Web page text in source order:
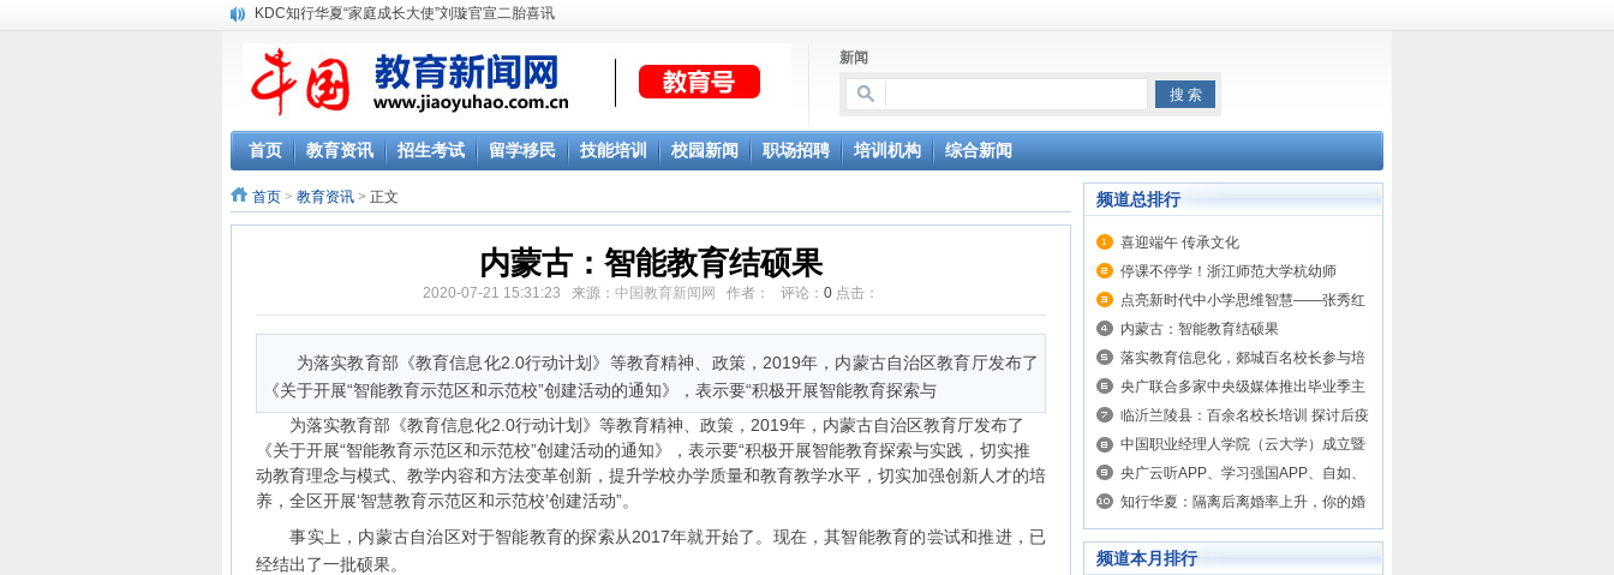
KDC知行华夏“家庭成长大使”刘璇官宣二胎喜讯
新闻
首页 教育资讯 招生考试 留学移民 技能培训 校园新闻 职场招聘 培训机构 综合新闻
首页 > 教育资讯 > 正文
内蒙古：智能教育结硕果
2020-07-21 15:31:23 来源： 中国教育新闻网 作者： 评论： 0 点击：
为落实教育部《教育信息化2.0行动计划》等教育精神、政策，2019年，内蒙古自治区教育厅发布了
《关于开展“智能教育示范区和示范校”创建活动的通知》，表示要“积极开展智能教育探索与
为落实教育部《教育信息化2.0行动计划》等教育精神、政策，2019年，内蒙古自治区教育厅发布了
《关于开展“智能教育示范区和示范校”创建活动的通知》，表示要“积极开展智能教育探索与实践，切实推
动教育理念与模式、教学内容和方法变革创新，提升学校办学质量和教育教学水平，切实加强创新人才的培
养，全区开展‘智慧教育示范区和示范校’创建活动”。
事实上，内蒙古自治区对于智能教育的探索从2017年就开始了。现在，其智能教育的尝试和推进，已
经结出了一批硕果。
频道总排行
喜迎端午 传承文化
停课不停学！浙江师范大学杭幼师
STEAM教育研究中心公益直播
点亮新时代中小学思维智慧——张秀红
《思维导图系列图书》发布会成功举办
内蒙古：智能教育结硕果
落实教育信息化，郯城百名校长参与培
训，拓眼界、提素养、强能力
央广联合多家中央级媒体推出毕业季主
题曲《少年的夏天》，自如一起为毕业
生助力
临沂兰陵县：百余名校长培训 探讨后疫
情时代的“智慧教育”
中国职业经理人学院（云大学）成立暨
上线大会成功举办
央广云听APP、学习强国APP、自如、
头条等多平台联合毕业季主题活动上线
知行华夏：隔离后离婚率上升，你的婚
姻经受住考验了吗？
频道本月排行